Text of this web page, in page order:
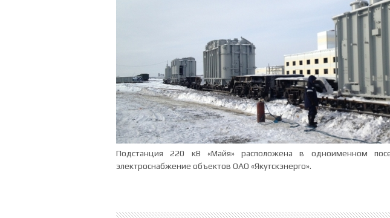
Подстанция 220 кВ «Майя» расположена в одноименном
электроснабжение объектов ОАО «Якутскэнерго».